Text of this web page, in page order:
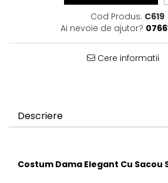
Cod Produs: C619
Ai nevoie de ajutor?
Cere informatii
Descriere
Costum Dama Elegant Cu Sacou